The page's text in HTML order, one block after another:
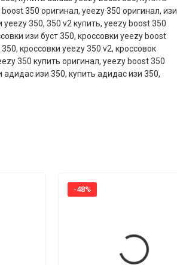
boost 350 оригинал, yeezy 350 оригинал, изи
yeezy 350, 350 v2 купить, yeezy boost 350
изи буст 350, кроссовки yeezy boost
350, кроссовки yeezy 350 v2, кроссовок
350 купить оригинал, yeezy boost 350
адидас изи 350, купить адидас изи 350,
-48%